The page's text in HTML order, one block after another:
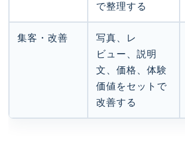
で整理する
集客・改善
写真、レ
ビュー、説明
文、価格、体験
価値をセットで
改善する